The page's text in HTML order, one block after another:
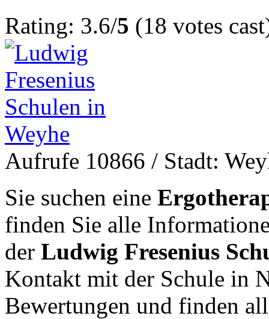
Rating: 3.6/5 (18 votes
Aufrufe 10866 / Stadt:
Sie suchen eine
finden Sie alle
der Ludwig Fresenius
Kontakt mit der Schule in
Bewertungen und finden